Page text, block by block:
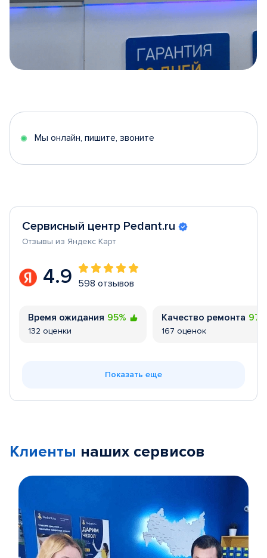
5
Мы онлайн, пишите, звоните
Сервисный центр Pedant.ru
Отзывы из Яндекс Карт
4.9 598 отзывов
Время ожидания 95%
132 оценки
Качество ремонта
167 оценок
Показать еще
Клиенты наших сервисов